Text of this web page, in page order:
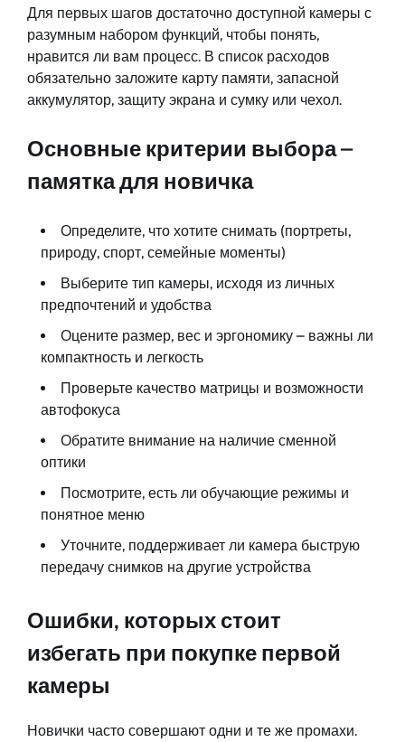
Для первых шагов достаточно доступной камеры с
разумным набором функций, чтобы понять,
нравится ли вам процесс. В список расходов
обязательно заложите карту памяти, запасной
аккумулятор, защиту экрана и сумку или чехол.
Основные критерии выбора –
памятка для новичка
Определите, что хотите снимать (портреты,
природу, спорт, семейные моменты)
Выберите тип камеры, исходя из личных
предпочтений и удобства
Оцените размер, вес и эргономику – важны ли
компактность и легкость
Проверьте качество матрицы и возможности
автофокуса
Обратите внимание на наличие сменной
оптики
Посмотрите, есть ли обучающие режимы и
понятное меню
Уточните, поддерживает ли камера быструю
передачу снимков на другие устройства
Ошибки, которых стоит
избегать при покупке первой
камеры
Новички часто совершают одни и те же промахи.